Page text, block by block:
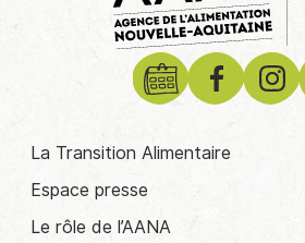
La Transition Alimentaire
Espace presse
Le rôle de l’AANA